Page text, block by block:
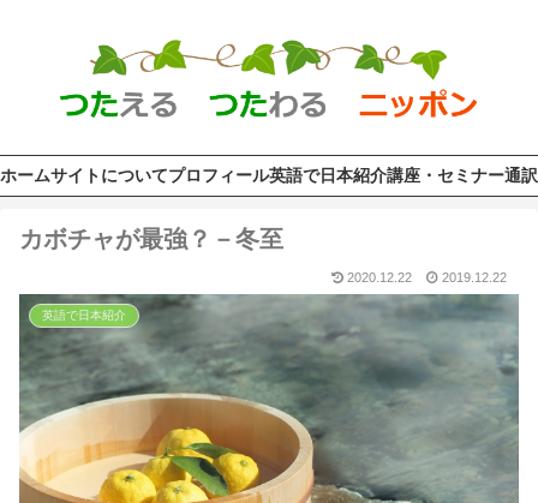
ホームサイトについてプロフィール英語で日本紹介講座・セミナー通
カボチャが最強？－冬至
2020.12.22 2019.12.22
英語で日本紹介